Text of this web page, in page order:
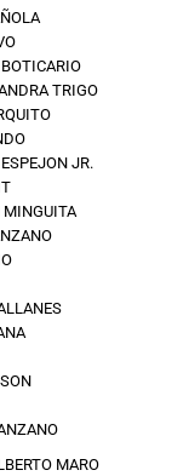
TRIGO
JR.
MINGUITA
MARO